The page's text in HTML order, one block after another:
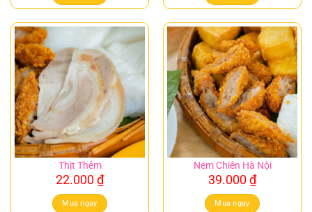
Thịt Thêm
22.000₫
Mua ngay
Nem Chiên Hà Nội
39.000₫
Mua ngay